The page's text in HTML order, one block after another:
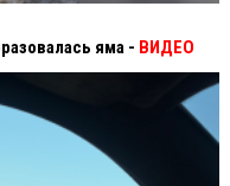
яма - ВИДЕО